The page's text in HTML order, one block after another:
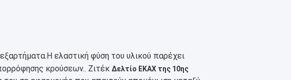
ελαστική φύση του υλικού παρέχει
κρούσεων.. Ζιτέκ Δελτίο ΕΚΑΧ της 10ης